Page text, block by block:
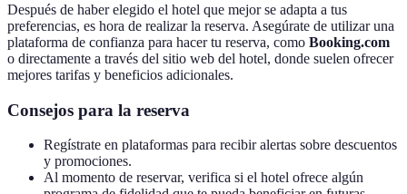
Después de haber elegido el hotel que mejor se adapta a tus
preferencias, es hora de realizar la reserva. Asegúrate de utilizar una
plataforma de confianza para hacer tu reserva, como Booking.com
o directamente a través del sitio web del hotel, donde suelen ofrecer
mejores tarifas y beneficios adicionales.
Consejos para la reserva
Regístrate en plataformas para recibir alertas sobre descuentos
y promociones.
Al momento de reservar, verifica si el hotel ofrece algún